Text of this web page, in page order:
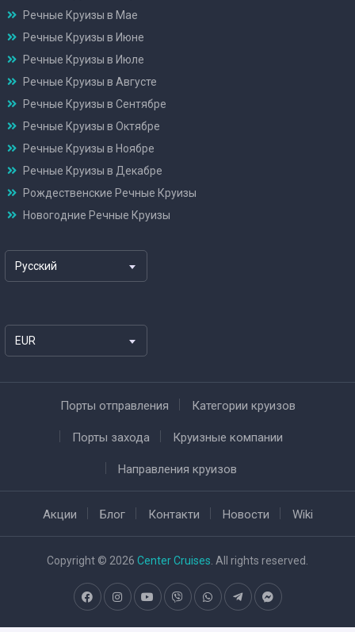
Речные Круизы в Мае
Речные Круизы в Июне
Речные Круизы в Июле
Речные Круизы в Августе
Речные Круизы в Сентябре
Речные Круизы в Октябре
Речные Круизы в Ноябре
Речные Круизы в Декабре
Рождественские Речные Круизы
Новогодние Речные Круизы
Русский
EUR
Порты отправления Категории круизов
Порты захода Круизные компании
Направления круизов
Акции Блог Контакти Новости Wiki
Copyright © 2026 Center Cruises. All rights reserved.